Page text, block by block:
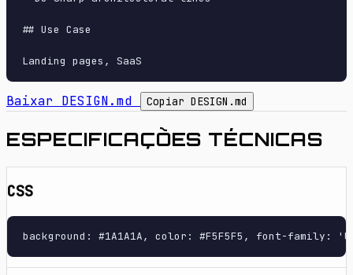
## Use Case
Baixar DESIGN.md Copiar DESIGN.md
ESPECIFICAÇÕES TÉCNICAS
CSS
background: #1A1A1A, color: #F5F5F5, font-